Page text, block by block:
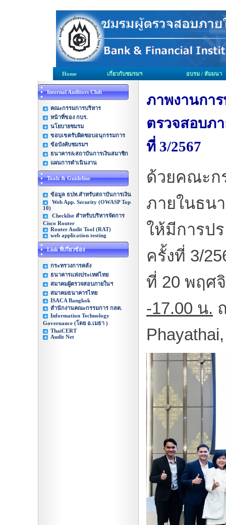
Home เกี่ยวกับชมรมฯ อบรม / สัมมนา
Internal Auditors Club
คณะกรรมการบริหาร
หน้าที่ของ กบร.
นโยบายชมรม
ขอบเขตรับผิดชอบอนุกรรมการ
ข้อบังคับชมรมฯ
ธนาคาร&สถาบันการเงินสมาชิก
แผนการดำเนินงาน
Tools & Guideline
ข้อมูล ธปท.สำหรับสถาบันการเงิน
Web App. Security (OWASP Top
10)
Checklist สำหรับบริหารจัดการ
Cisco Router
Router Audit Tool (RAT)
web application testing
Link ที่เกี่ยวข้อง
กระทรวงการคลัง
ธนาคารแห่งประเทศไทย
สมาคมผู้ตรวจสอบภายในฯ
สมาคมธนาคารไทย
ISACA Bangkok
สำนักงานคณะกรรมการ กลต.
Information Technology
Governance (โดย อ.เมธา )
ThaiCERT
Audit Net
ภาพงานกา
ตรวจสอบภ
ที่ 3/2567
ด้วยคณะก
ภายในธน
ให้มีการป
ครั้งที่ 3/
ที่ 20 พฤศ
-17.00 น.